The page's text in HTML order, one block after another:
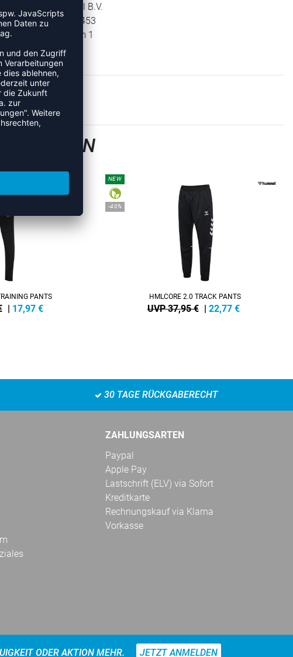
NIKE Retail B.V.
PO BOX 6453
Colosseum 1
1213
PANTS
| 17,97 €
NEW
-40%
HMLCORE 2.0 TRACK PANTS
UVP 37,95 € | 22,77 €
30 TAGE RÜCKGABERECHT
ZAHLUNGSARTEN
Paypal
Apple Pay
Lastschrift (ELV) via Sofort
Kreditkarte
Rechnungskauf via Klarna
Vorkasse
ODER AKTION MEHR. JETZT ANMELDEN